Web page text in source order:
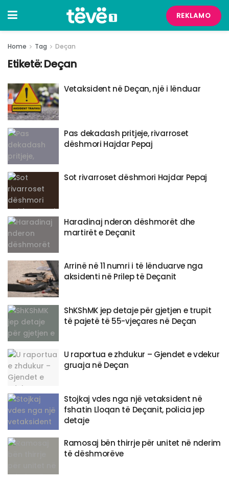
REKLAMO
Home Tag Deçan
Etiketë:Deçan
Vetaksident në Deçan, një i lënduar
Pas dekadash pritjeje, rivarroset
dëshmori Hajdar Pepaj
​Sot rivarroset dëshmori Hajdar Pepaj
Haradinaj nderon dëshmorët dhe
martirët e Deçanit
Arrinë në 11 numri i të lënduarve nga
aksidenti në Prilep të Deçanit
ShKShMK jep detaje për gjetjen e trupit
të pajetë të 55-vjeçares në Deçan
U raportua e zhdukur – Gjendet e vdekur
gruaja në Deçan
Stojkaj vdes nga një vetaksident në
fshatin Lloqan të Deçanit, policia jep
detaje
​Ramosaj bën thirrje për unitet në nderim
të dëshmorëve